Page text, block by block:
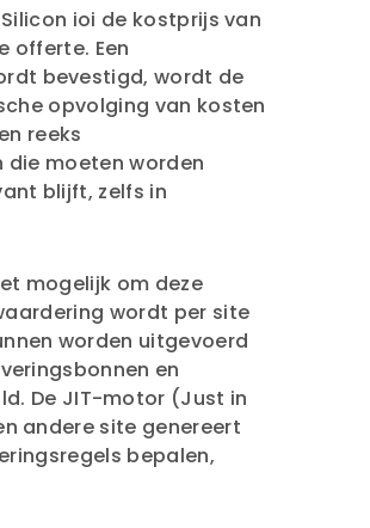
ioi de kostprijs van
offerte. Een
bevestigd, wordt de
opvolging van kosten
reeks
die moeten worden
blijft, zelfs in
mogelijk om deze
wordt per site
worden uitgevoerd
en
De JIT-motor (Just in
andere site genereert
bepalen,